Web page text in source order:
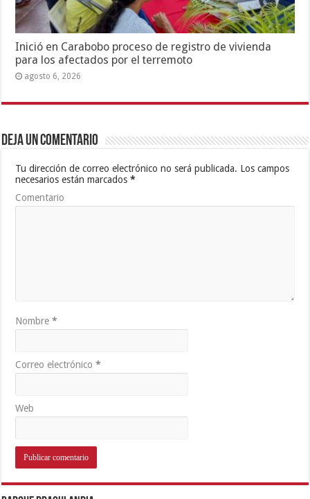
Inició en Carabobo proceso de registro de vivienda
para los afectados por el terremoto
agosto 6, 2026
Deja un comentario
Tu dirección de correo electrónico no será publicada. Los campos
necesarios están marcados*
Comentario
Nombre*
Correo electrónico*
Web